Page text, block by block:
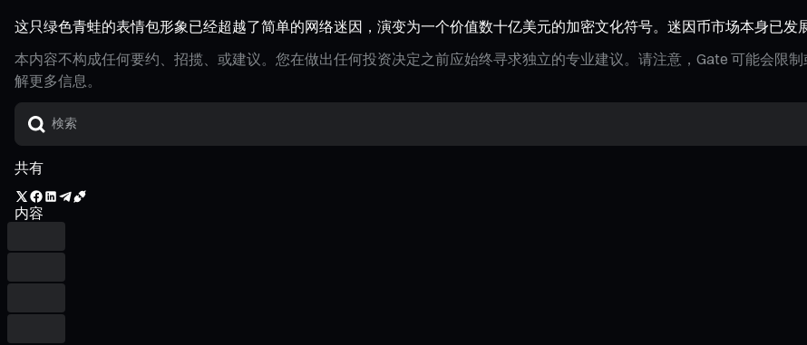
这只绿色青蛙的表情包形象已经超越了简单的网络迷因，演变为一个价值数十亿美元的加密文化符号。迷因币市场本身已发
本内容不构成任何要约、招揽、或建议。您在做出任何投资决定之前应始终寻求独立的专业建议。请注意，Gate 可能会限
解更多信息。
共有
内容